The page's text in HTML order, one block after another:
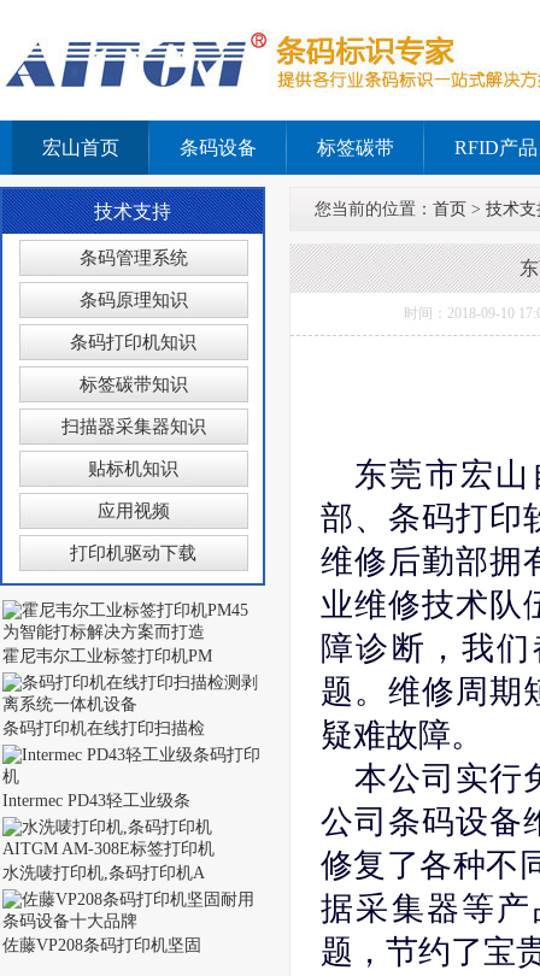
宏山首页 条码设备 标签碳带 RFID产品
技术支持
条码管理系统
条码原理知识
条码打印机知识
标签碳带知识
扫描器采集器知识
贴标机知识
应用视频
打印机驱动下载
霍尼韦尔工业标签打印机PM
条码打印机在线打印扫描检
Intermec PD43轻工业级条
水洗唛打印机,条码打印机A
佐藤VP208条码打印机坚固
您当前的位置： 首页 > 技术支
时间：2018-09-10
东莞市宏
部、条码打印
维修后勤部拥
业维修技术队
障诊断，我
题。维修周期
疑难故障。
本公司实行
公司条码设备
修复了各种不
据采集器等
题，节约了宝